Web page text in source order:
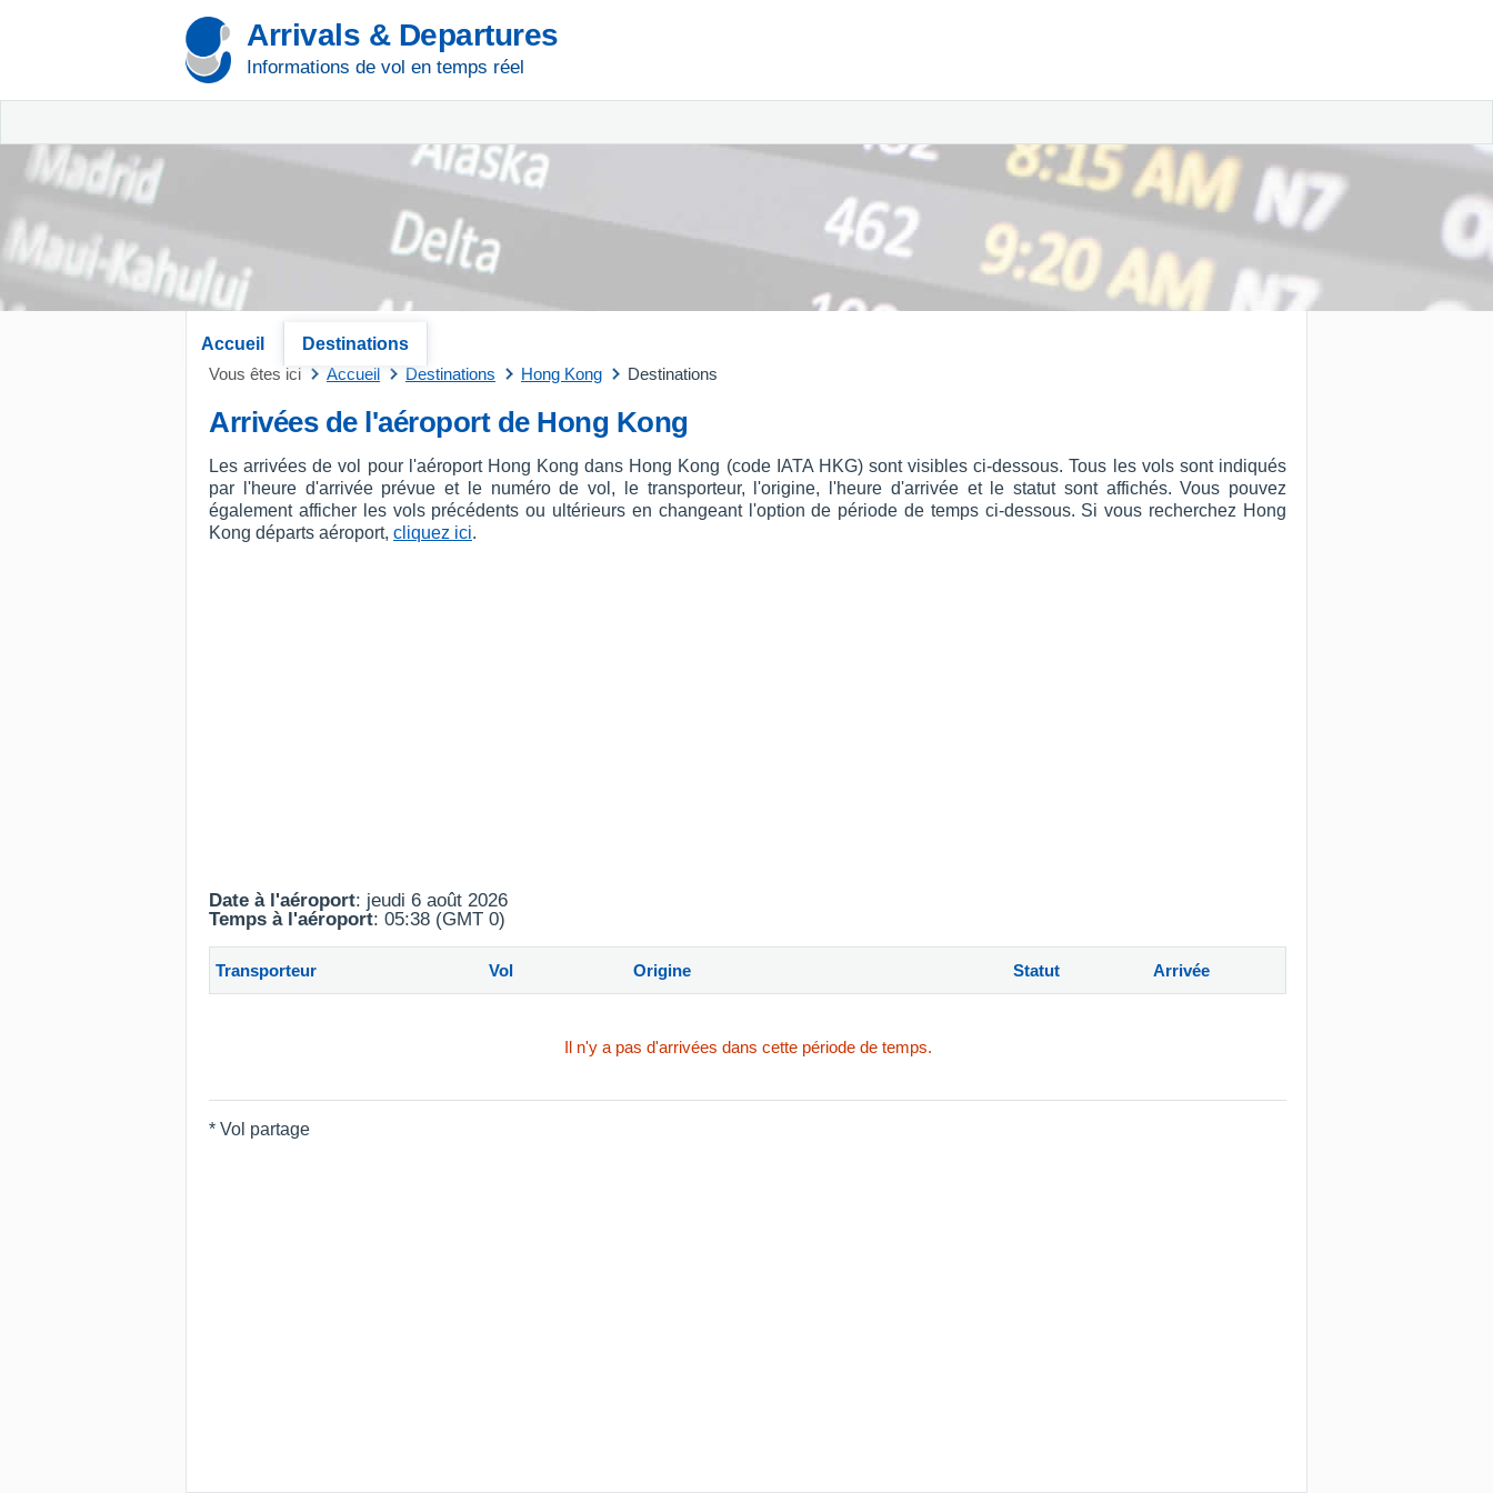
Arrivals & Departures
Informations de vol en temps réel
Accueil
Destinations
Vous êtes ici
Accueil Destinations Hong Kong Destinations
Arrivées de l'aéroport de Hong Kong
Les arrivées de vol pour l'aéroport Hong Kong dans Hong Kong (code IATA HKG) sont visibles ci-dessous. Tous les vols sont indiqués
par l'heure d'arrivée prévue et le numéro de vol, le transporteur, l'origine, l'heure d'arrivée et le statut sont affichés. Vous pouvez
également afficher les vols précédents ou ultérieurs en changeant l'option de période de temps ci-dessous. Si vous recherchez Hong
Kong départs aéroport, cliquez ici.
Date à l'aéroport: jeudi 6 août 2026
Temps à l'aéroport: 05:38 (GMT 0)
Transporteur Vol Origine Statut Arrivée
Il n'y a pas d'arrivées dans cette période de temps.
* Vol partage